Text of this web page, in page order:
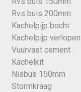
Rvs buis 200mm
Kachelpijp bocht
Kachelpijp
Vuurvast cement
Kachelkit
Nisbus 150mm
Stormkraag